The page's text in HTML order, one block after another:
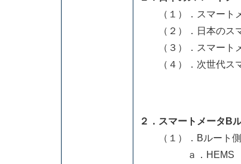
（１）．スマート
（２）．日本のス
（３）．スマートメ
（４）．次世代ス
２．スマートメータB
（１）．Bルート側
ａ．HEMS